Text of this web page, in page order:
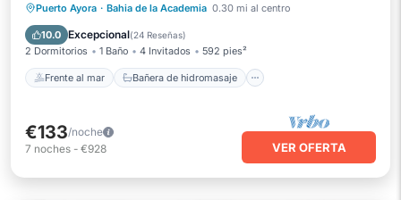
Puerto Ayora · Bahia de la Academia 0.30 mi al centro
10.0 Excepcional(24 Reseñas)
2 Dormitorios 1 Baño 4 Invitados 592 pies²
Frente al mar Bañera de hidromasaje
Frente al mar
Bañera de hidromasaje
Aparcamiento
€133/noche
7 noches - €928 VER OFERTA